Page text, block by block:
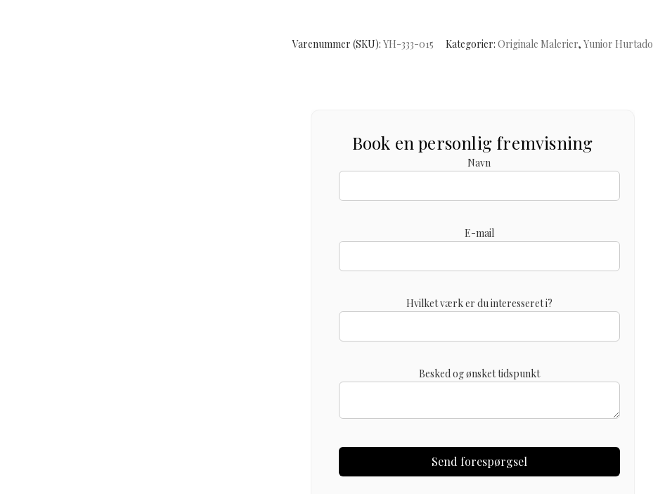
Varenummer (SKU): YH-333-015 Kategorier: Originale Malerier, Yunior Hurtado
Book en personlig fremvisning
Navn
E-mail
Hvilket værk er du interesseret i?
Besked og ønsket tidspunkt